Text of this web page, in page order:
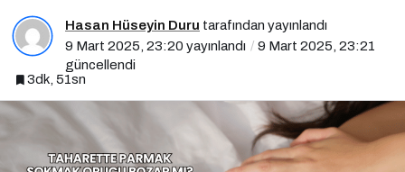
Hasan Hüseyin Duru tarafından yayınlandı
9 Mart 2025, 23:20 yayınlandı
9 Mart 2025, 23:21
güncellendi
3dk, 51sn